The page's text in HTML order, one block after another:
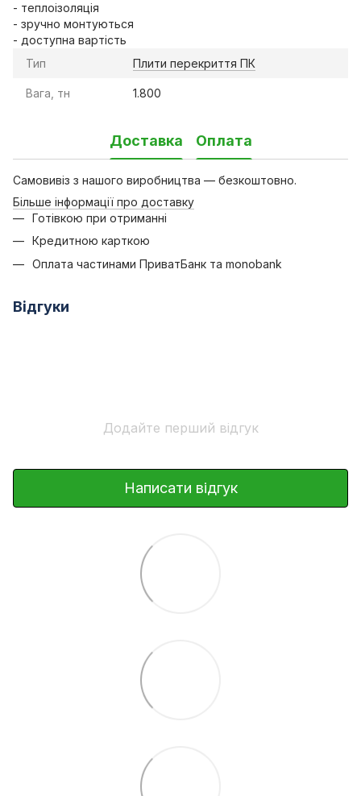
- теплоізоляція
- зручно монтуються
- доступна вартість
Тип
Плити перекриття ПК
Вага, тн 1.800
Доставка Оплата
Самовивіз з нашого виробництва — безкоштовно.
Більше інформації про доставку
Готівкою при отриманні
Кредитною карткою
Оплата частинами ПриватБанк та monobank
Відгуки
Додайте перший відгук
Написати відгук